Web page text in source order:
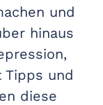
und
hinaus
Tipps und
diese